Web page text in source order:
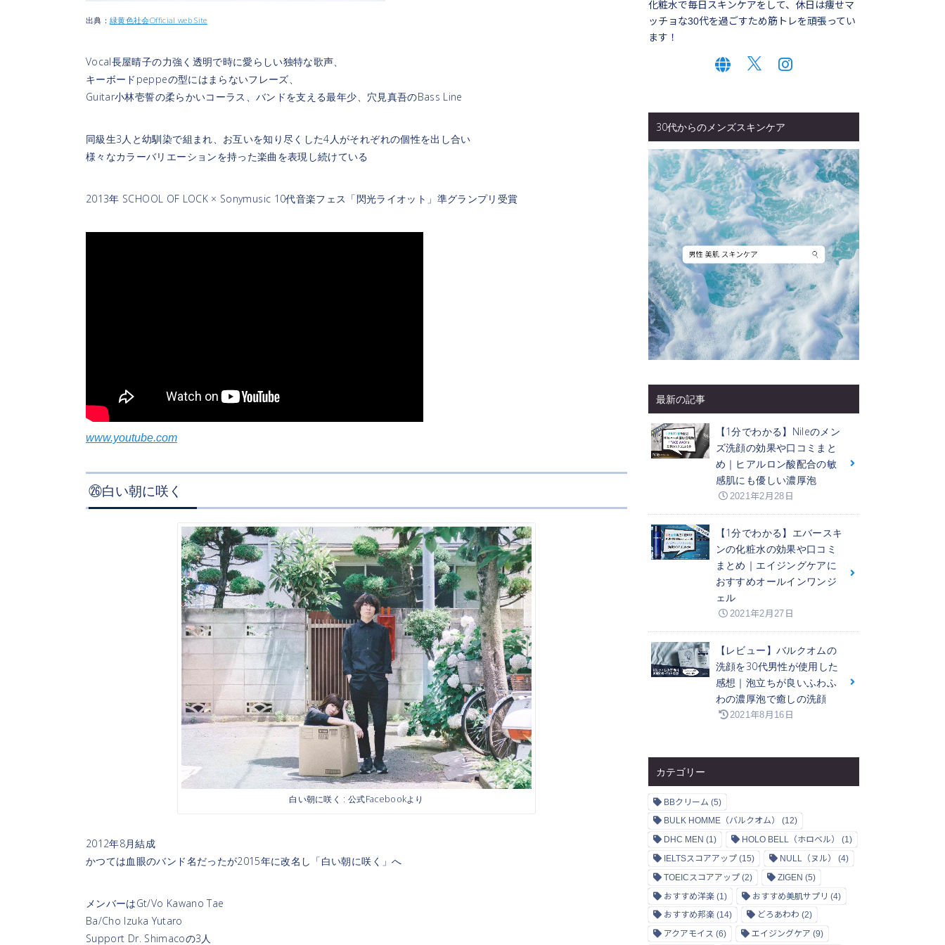
出典：緑黄色社会Official web Site
Vocal長屋晴子の力強く透明で時に愛らしい独特な歌声、
キーボードpeppeの型にはまらないフレーズ、
Guitar小林壱誓の柔らかいコーラス、バンドを支える最年少、穴見真吾のBass Line
同級生3人と幼馴染で組まれ、お互いを知り尽くした4人がそれぞれの個性を出し合い
様々なカラーバリエーションを持った楽曲を表現し続けている
2013年 SCHOOL OF LOCK × Sonymusic 10代音楽フェス「閃光ライオット」準グランプリ受賞
www.youtube.com
㉖白い朝に咲く
白い朝に咲く : 公式Facebookより
2012年8月結成
かつては血眼のバンド名だったが2015年に改名し「白い朝に咲く」へ
メンバーはGt/Vo Kawano Tae
Ba/Cho Izuka Yutaro
Support Dr. Shimacoの3人
化粧水で毎日スキンケアをして、休日は痩せマ
ッチョな30代を過ごすため筋トレを頑張ってい
ます！
30代からのメンズスキンケア
最新の記事
【1分でわかる】Nileのメン
ズ洗顔の効果や口コミまと
め｜ヒアルロン酸配合の敏
感肌にも優しい濃厚泡
2021年2月28日
【1分でわかる】エバースキ
ンの化粧水の効果や口コミ
まとめ｜エイジングケアに
おすすめオールインワンジ
ェル
2021年2月27日
【レビュー】バルクオムの
洗顔を30代男性が使用した
感想｜泡立ちが良いふわふ
わの濃厚泡で癒しの洗顔
2021年8月16日
カテゴリー
BBクリーム (5)
BULK HOMME（バルクオム）
(12)
DHC MEN (1) HOLO BELL（ホロベル）
(1)
IELTSスコアアップ (15) NULL（ヌル）
(4)
TOEICスコアアップ (2) ZIGEN (5)
おすすめ洋楽 (1) おすすめ美肌サプリ (4)
おすすめ邦楽 (14) どろあわわ (2)
アクアモイス (6) エイジングケア (9)